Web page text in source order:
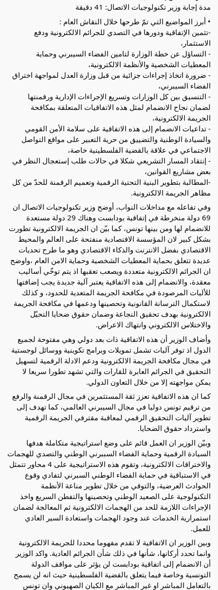
مدة إجابة وزير تكنولوجيات الاتصال: 41 دقيقة
• أبرز المواضيع التي تمّ طرحها خلال النقاش العام :
-تثمين الإتفاقية ودورها في التصدي للجرائم الالكترونية ودفع
الاستثمار،
- التساؤل عن خطة الوزارة لتامين الفضاء السيبرني وحماية
المعطيات الشخصية والأنظمة الالكترونية،
- ضرورة اتخاذ إجراءات جزائية من قبل وزارة العدل لمواجهة اختراق
الفضاء السيبرني،
- التنسيق بين كل الوزارات وتسريع الإجراءات الإدارية ورقمنتها
لضمان نجاح الانضمام لمثل هذه الاتفاقيات المتعلقة بمكافحة
الجريمة الالكترونية،
- تداعيات الانضمام إلى هذه الاتفاقية على سلامة الأمن القومي
والسيادة الوطنية والتضييق من حرية التعبير على مواقع التواصل
الاجتماعي في علاقة بالقضية الفلسطينية خاصة،
- إنتقاد المسار التشريعي شكلا في حالات طلب إستعجال النظر في
بعض مشاريع القوانين،
-المطالبة بتطوير البنية التحتية الرقمية وتعميم الرقمنة للحدّ من كل
مظاهر الجريمة الالكترونية.
وفي تفاعله مع مداخلات النواب، أوضح وزير تكنولوجيات الاتصال ان
69 دولة منخرطة في إتفاقية بودابست وهناك 29 دولة مستعدة
للانضمام لها ومن بينها تونس، كما بيّن ان الجريمة الالكترونية تطورت
بشكل كبير لان المؤسسة الاقتصادية منفتحة على العالم والمحيط
الاقتصادي بفضل الانترنت والذكاء الاقتصادي وهو ما طرح تحديات
عديدة تتعلق بحماية المعطيات الشخصية وحماية الامن العام ،واوضح
ان الجرائم الالكترونية متعددة ويصعب تعقبها اذ يتم توخّي أساليب
معقدة، والانضمام إلى هذه الاتفاقية يعتبر آلية جديدة يجب إضافتها
للأليات المرصودة في مكافحة الجريمة المتعدية للحدود، و كذلك
لاستكمال الترسانة القانونية وتحصينها ودعمها في مكافحة الجريمة
الالكترونية بهدف تحقيق النجاعة وضمان حقوق ضحايا التحيّل
والاختلاس الالكتروني وانتهاك الاعراض.
وأضاف الوزير أن هذه الاتفاقية ذات بعد دولي وهي مفتوحة لجميع
الدول اذ توفر آليات تشمل تمويلات وبرامج تكوينية ووسائل لوجستية
في مجال مكافحة الجريمة الالكترونية ودعم الادلة الرقمية لتسهيل
التحقيق في الجرائم العابرة للقارات والتي تشهد تطورا سريعا لا
يمكن مواجهته إلا من خلال التعاون الدولي.
كما ان هذه الاتفاقية تعزز ثقة المستثمرين في مجال الرقمنة والرفع
من ترقيم تونس دوليا في مجال السيبرني العالمي، كما تهدف إلى
تطوير آليات التحقيق الرقمي لمعاقبة مقترفي الجريمة الرقمية
واسترداد حقوق الضحايا.
وبيّن الوزير ان العمل قائم على وضع استراتيجية متكاملة هدفها
السيادة الرقمية وحماية الفضاء السببرني الوطني والتصدي للهجمات
والاختراقات الالكترونية، وتقوم هذه الاستراتيجية على 4 محاور تتمثل
في الاستباقية في حماية الفضاء الوطني السبرني لتفادي وقوع
الحوادث العرضية، والتوقي من خلال تطوير مناعة الأنظمة
التكنولوجية على الصعيد الوطني وتحصينها والتفطن السريع واخذ
الإجراءات اللازمة للحد من الهجمات الالكترونية ثم المعالجة لضمان
استمرارية الخدمات عند وجود الهجمات واستعادة السير العادي
للعمل.
وبين الوزير ان الاتفاقية لا تقدم مفهوما محددا للجريمة الالكترونية
وانما تحدد أركانها، شأنها في ذلك شأن الجرائم العادية. واكد الوزير
أن الانضمام إلى اتفاقية بودابست لن يؤثر على مواقف الدولة
التونسية وخاصة فيما يتعلق بالقضية الفلسطينية حيث انه لن يسمح
بالتعامل المباشر او غير المباشر مع الكيان الصهيوني وان تونس